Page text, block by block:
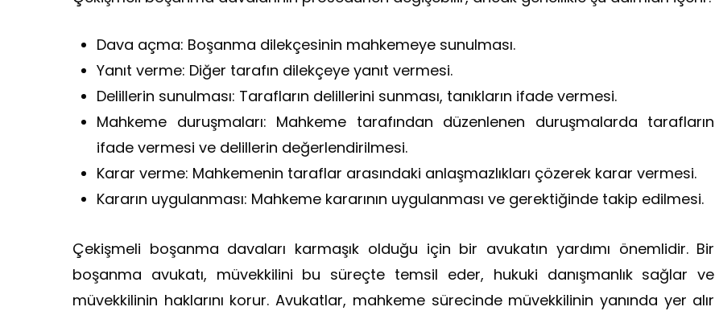
Dava açma: Boşanma dilekçesinin mahkemeye sunulması.
Yanıt verme: Diğer tarafın dilekçeye yanıt vermesi.
Delillerin sunulması: Tarafların delillerini sunması, tanıkların ifade vermesi.
Mahkeme duruşmaları: Mahkeme tarafından düzenlenen duruşmalarda tarafların
ifade vermesi ve delillerin değerlendirilmesi.
Karar verme: Mahkemenin taraflar arasındaki anlaşmazlıkları çözerek karar vermesi.
Kararın uygulanması: Mahkeme kararının uygulanması ve gerektiğinde takip edilmesi.
Çekişmeli boşanma davaları karmaşık olduğu için bir avukatın yardımı önemlidir. Bir
boşanma avukatı, müvekkilini bu süreçte temsil eder, hukuki danışmanlık sağlar ve
müvekkilinin haklarını korur. Avukatlar, mahkeme sürecinde müvekkilinin yanında yer alır